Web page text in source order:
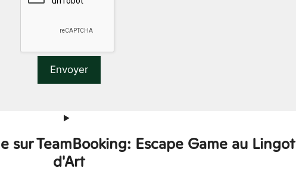
sur TeamBooking: Escape Game au Lingot
d'Art